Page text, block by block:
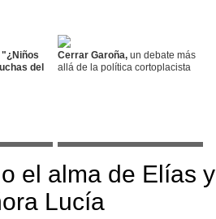
"¿Niños
del
Cerrar Garoña, un debate más
allá de la política cortoplacista
el alma de Elías y
Lucía